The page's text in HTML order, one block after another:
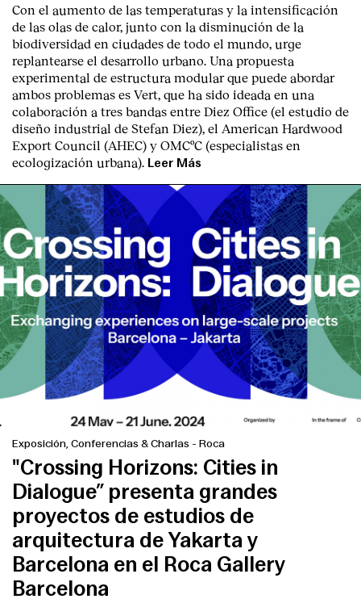
Con el aumento de las temperaturas y la intensificación
de las olas de calor, junto con la disminución de la
biodiversidad en ciudades de todo el mundo, urge
replantearse el desarrollo urbano. Una propuesta
experimental de estructura modular que puede abordar
ambos problemas es Vert, que ha sido ideada en una
colaboración a tres bandas entre Diez Office (el estudio de
diseño industrial de Stefan Diez), el American Hardwood
Export Council (AHEC) y OMCºC (especialistas en
ecologización urbana).
Leer Más
Exposición, Conferencias & Charlas - Roca
"Crossing Horizons: Cities in
Dialogue” presenta grandes
proyectos de estudios de
arquitectura de Yakarta y
Barcelona en el Roca Gallery
Barcelona